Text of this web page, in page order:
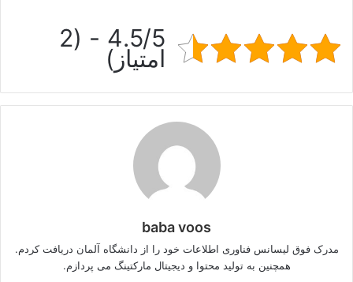
4.5/5 - (2
امتیاز)
baba voos
مدرک فوق لیسانس فناوری اطلاعات خود را از دانشگاه آلمان دریافت کردم.
همچنین به تولید محتوا و دیجیتال مارکتینگ می پردازم.